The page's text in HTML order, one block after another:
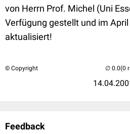
von Herrn Prof. Michel (Uni
Verfügung gestellt und im
aktualisiert!
© Copyright (0
Feedback